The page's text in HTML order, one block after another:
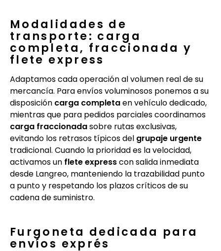
Modalidades de
transporte: carga
completa, fraccionada y
flete express
Adaptamos cada operación al volumen real de su
mercancía. Para envíos voluminosos ponemos a su
disposición carga completaen vehículo dedicado,
mientras que para pedidos parciales coordinamos
carga fraccionadasobre rutas exclusivas,
evitando los retrasos típicos del grupaje urgente
tradicional. Cuando la prioridad es la velocidad,
activamos un flete expresscon salida inmediata
desde Langreo, manteniendo la trazabilidad punto
a punto y respetando los plazos críticos de su
cadena de suministro.
Furgoneta dedicada para
envíos exprés